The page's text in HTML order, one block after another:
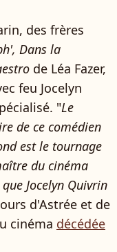
des frères
Dans la
de Léa Fazer,
feu Jocelyn
"Le
de ce comédien
est le tournage
du cinéma
Jocelyn Quivrin
d'Astrée et de
cinéma décédée